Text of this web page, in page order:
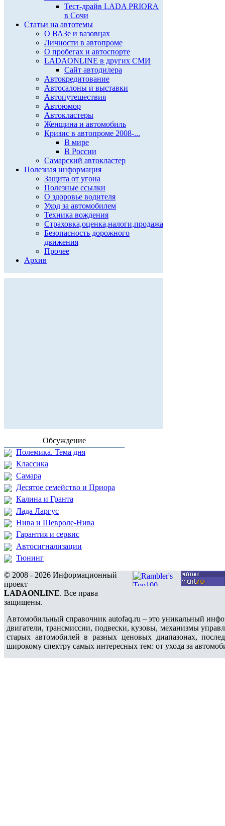
Тест-драйв LADA PRIORA
в Сочи
Статьи на автотемы
О ВАЗе и вазовцах
Личности в автопроме
О пробегах и автоспорте
LADAONLINE в других СМИ
Сайт автодилера
Автокредитование
Автосалоны и выставки
Автопутешествия
Автоюмор
Автокластеры
Женщина и автомобиль
Кризис в автопроме 2008-...
В мире
В России
Самарский автокластер
Полезная информация
Защита от угона
Полезные ссылки
О здоровье водителя
Уход за автомобилем
Техника вождения
Страховка,оценка,налоги,продажа
Безопасность дорожного
движения
Прочее
Архив
Обсуждение
Полемика. Тема дня
Классика
Самара
Десятое семейство и Приора
Калина и Гранта
Лада Ларгус
Нива и Шевроле-Нива
Гарантия и сервис
Автосигнализации
Тюнинг
© 2008 - 2026 Информационный
проект
LADAONLINE. Все права
защищены.
Автомобильный справочник autofaq.ru – это уникальный
двигатели, трансмиссии, подвески, кузовы, механизмы
старых автомобилей в разных ценовых диапазонах,
широкому спектру самых интересных тем: от ухода за